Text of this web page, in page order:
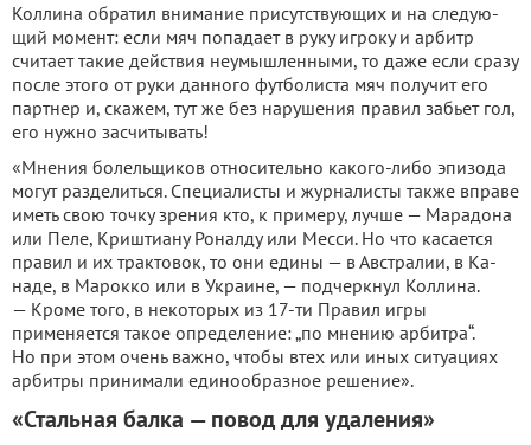
Коллина обратил внимание присутствующих и на следую­
щий момент: если мяч попадает в руку игроку и арбитр
считает такие действия неумышленны­ми, то даже если сразу
после этого от руки данного футболи­ста мяч получит его
партнер и, скажем, тут же без нарушения правил забьет гол,
его нужно засчитывать!
«Мнения болельщиков от­носительно какого-либо эпизо­да
могут разделиться. Специа­листы и журналисты также вправе
иметь свою точку зре­ния кто, к примеру, лучше — Марадона
или Пеле, Криштиану Роналду или Месси. Но что каса­ется
правил и их трактовок, то они едины — в Австралии, в Ка­
наде, в Марокко или в Украине, — подчеркнул Коллина.
— Кроме того, в некоторых из 17-ти Правил игры
применяется та­кое определение: „по мнению арбитра“.
Но при этом очень важно, чтобы втех или иных си­туациях
арбитры принимали единообразное решение».
«Стальная балка — повод для удаления»